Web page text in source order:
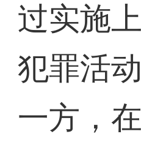
过实施
犯罪活
一方，